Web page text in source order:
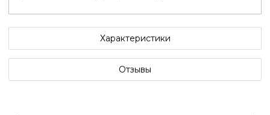
Характеристики
Отзывы